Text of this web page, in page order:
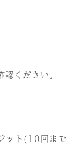
認ください。
ット(10回まで